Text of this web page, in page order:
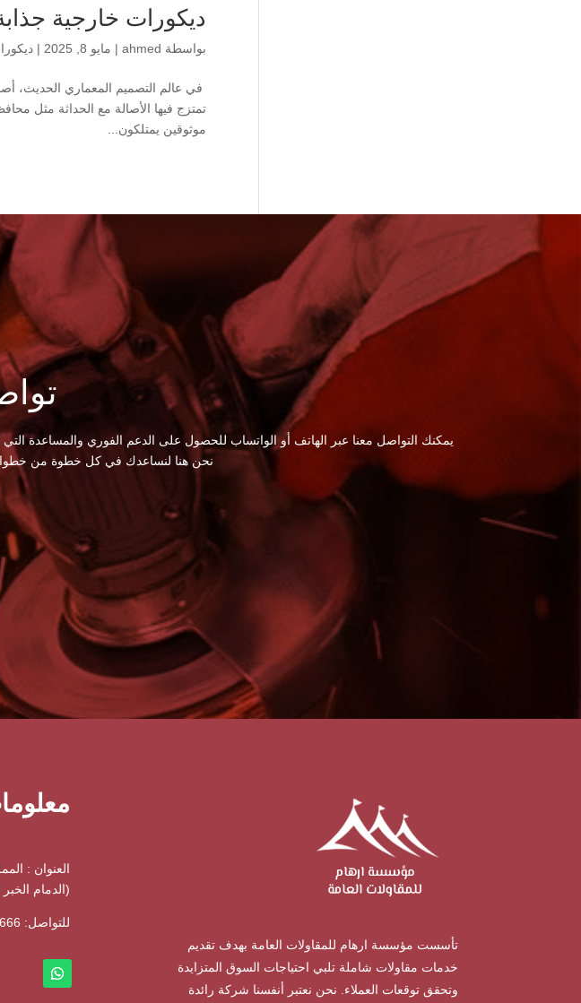
ديكورات خارجية
بواسطة ahmed
| مايو 8, 2025 |
في عالم التصميم المعماري الحديث،
تمتزج فيها الأصالة مع الحداثة مثل
موثوقين يمتلكون...
يمكنك التواصل معنا عبر الهاتف أو الواتساب للحصول على الدعم الفوري والمساعدة
نحن هنا لنساعدك في كل خطوة من خطوات
العنوان :
(الدمام
للتواصل: ⁦
تأسست مؤسسة ارهام للمقاولات العامة بهدف تقديم
خدمات مقاولات شاملة تلبي احتياجات السوق المتزايدة
وتحقق توقعات العملاء. نحن نعتبر أنفسنا شركة رائدة